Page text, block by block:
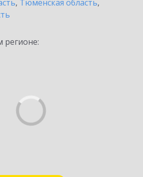
, Тюменская область,